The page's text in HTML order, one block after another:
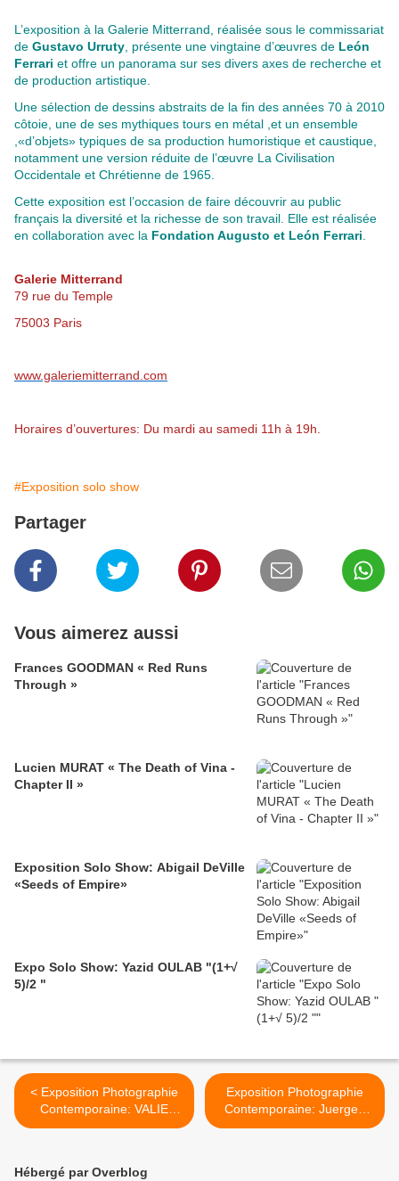
L’exposition à la Galerie Mitterrand, réalisée sous le commissariat
de Gustavo Urruty, présente une vingtaine d’œuvres de León
Ferrari et offre un panorama sur ses divers axes de recherche et
de production artistique.
Une sélection de dessins abstraits de la fin des années 70 à 2010
côtoie, une de ses mythiques tours en métal ,et un ensemble
,«d’objets» typiques de sa production humoristique et caustique,
notamment une version réduite de l’œuvre La Civilisation
Occidentale et Chrétienne de 1965.
Cette exposition est l’occasion de faire découvrir au public
français la diversité et la richesse de son travail. Elle est réalisée
en collaboration avec la Fondation Augusto et León Ferrari
Galerie Mitterrand
79 rue du Temple
75003 Paris
www.galeriemitterrand.com
Horaires d’ouvertures: Du mardi au samedi 11h à 19h.
#Exposition solo show
Partager
Vous aimerez aussi
Frances GOODMAN « Red Runs
Through »
Lucien MURAT « The Death of Vina -
Chapter II »
Exposition Solo Show: Abigail DeVille
«Seeds of Empire»
Expo Solo Show: Yazid OULAB "(1+√
5)/2 "
< Exposition Photographie
Contemporaine: VALIE
EXPORT « Body
Exposition Photographie
Contemporaine: Juergen
TELLER « Leg, snails and
Hébergé par Overblog